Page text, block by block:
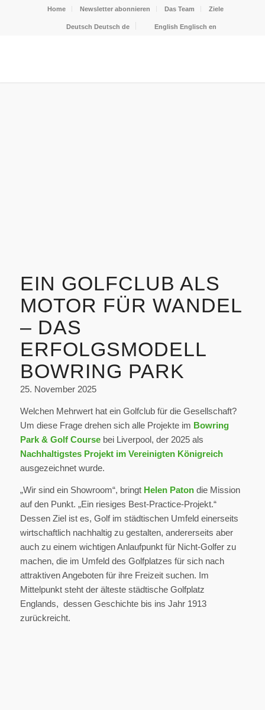
Home Newsletter abonnieren Das Team Ziele
Deutsch Deutsch de English Englisch en
EIN GOLFCLUB ALS
MOTOR FÜR WANDEL
– DAS
ERFOLGSMODELL
BOWRING PARK
25. November 2025
Welchen Mehrwert hat ein Golfclub für die Gesellschaft?
Um diese Frage drehen sich alle Projekte im Bowring
Park & Golf Coursebei Liverpool, der 2025 als
Nachhaltigstes Projekt im Vereinigten Königreich
ausgezeichnet wurde.
„Wir sind ein Showroom“, bringt Helen Patondie Mission
auf den Punkt. „Ein riesiges Best-Practice-Projekt.“
Dessen Ziel ist es, Golf im städtischen Umfeld einerseits
wirtschaftlich nachhaltig zu gestalten, andererseits aber
auch zu einem wichtigen Anlaufpunkt für Nicht-Golfer zu
machen, die im Umfeld des Golfplatzes für sich nach
attraktiven Angeboten für ihre Freizeit suchen. Im
Mittelpunkt steht der älteste städtische Golfplatz
Englands, dessen Geschichte bis ins Jahr 1913
zurückreicht.